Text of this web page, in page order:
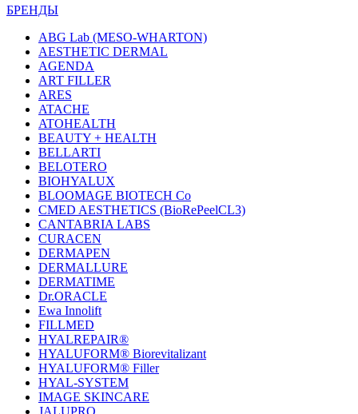
БРЕНДЫ
ABG Lab (MESO-WHARTON)
AESTHETIC DERMAL
AGENDA
ART FILLER
ARES
ATACHE
ATOHEALTH
BEAUTY + HEALTH
BELLARTI
BELOTERO
BIOHYALUX
BLOOMAGE BIOTECH Co
CMED AESTHETICS (BioRePeelCL3)
CANTABRIA LABS
CURACEN
DERMAPEN
DERMALLURE
DERMATIME
Dr.ORACLE
Ewa Innolift
FILLMED
НYALREPAIR®
HYALUFORM® Biorevitalizant
HYALUFORM® Filler
HYAL-SYSTEM
IMAGE SKINCARE
JALUPRO